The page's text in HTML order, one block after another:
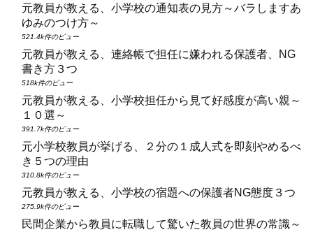
元教員が教える、小学校の通知表の見方～バラしますあ
ゆみのつけ方～
521.4k件のビュー
元教員が教える、連絡帳で担任に嫌われる保護者、NG
書き方３つ
518k件のビュー
元教員が教える、小学校担任から見て好感度が高い親～
１０選～
391.7k件のビュー
元小学校教員が挙げる、２分の１成人式を即刻やめるべ
き５つの理由
310.8k件のビュー
元教員が教える、小学校の宿題への保護者NG態度３つ
275.9k件のビュー
民間企業から教員に転職して驚いた教員の世界の常識～